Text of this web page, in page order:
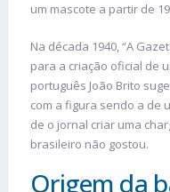
um mascote a partir de
Na década 1940, “A
para a criação oficial de
português João Brito
com a figura sendo a de
de o jornal criar uma
brasileiro não gostou.
Origem da